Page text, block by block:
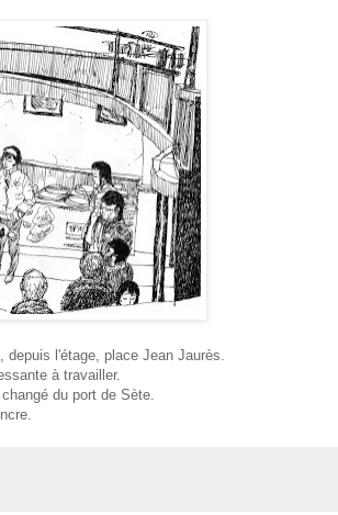
depuis l'étage, place Jean Jaurès.
à travailler.
du port de Sète.